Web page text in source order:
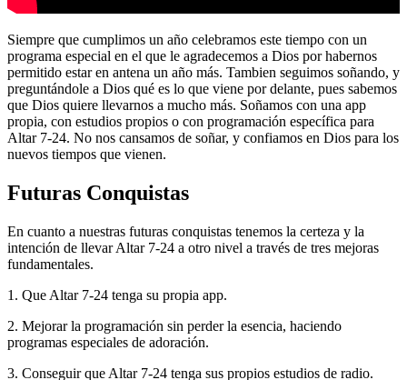
Siempre que cumplimos un año celebramos este tiempo con un
programa especial en el que le agradecemos a Dios por habernos
permitido estar en antena un año más. Tambien seguimos soñando, y
preguntándole a Dios qué es lo que viene por delante, pues sabemos
que Dios quiere llevarnos a mucho más. Soñamos con una app
propia, con estudios propios o con programación específica para
Altar 7-24. No nos cansamos de soñar, y confiamos en Dios para los
nuevos tiempos que vienen.
Futuras Conquistas
En cuanto a nuestras futuras conquistas tenemos la certeza y la
intención de llevar Altar 7-24 a otro nivel a través de tres mejoras
fundamentales.
1. Que Altar 7-24 tenga su propia app.
2. Mejorar la programación sin perder la esencia, haciendo
programas especiales de adoración.
3. Conseguir que Altar 7-24 tenga sus propios estudios de radio.